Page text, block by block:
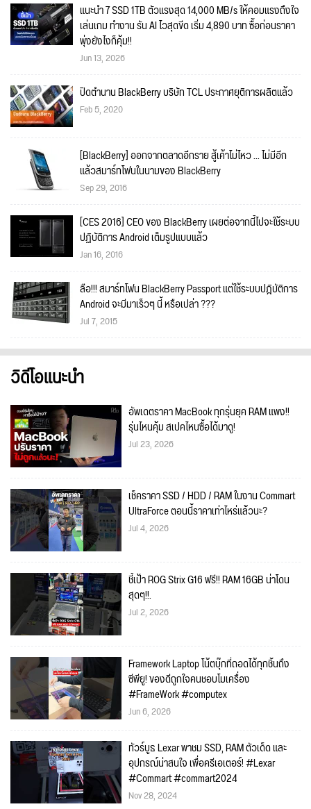
แนะนำ 7 SSD 1TB ตัวแรงสุด 14,000 MB/s ให้คอมแรงถึงใจ
เล่นเกม ทำงาน รัน AI ไวสุดขีด เริ่ม 4,890 บาท ซื้อก่อนราคา
พุ่งยังไงก็คุ้ม!!
Jun 13, 2026
ปิดตำนาน BlackBerry บริษัท TCL ประกาศยุติการผลิตแล้ว
Feb 5, 2020
[BlackBerry] ออกจากตลาดอีกราย สู้เค้าไม่ไหว ... ไม่มีอีก
แล้วสมาร์ทโฟนในนามของ BlackBerry
Sep 29, 2016
[CES 2016] CEO ของ BlackBerry เผยต่อจากนี้ไปจะใช้ระบบ
ปฏิบัติการ Android เต็มรูปแบบแล้ว
Jan 16, 2016
ลือ!!! สมาร์ทโฟน BlackBerry Passport แต่ใช้ระบบปฎิบัติการ
Android จะมีมาเร็วๆ นี้ หรือเปล่า ???
Jul 7, 2015
วิดีโอแนะนำ
อัพเดตราคา MacBook ทุกรุ่นยุค RAM แพง!!
รุ่นไหนคุ้ม สเปคไหนซื้อได้มาดู!
Jul 23, 2026
เช็คราคา SSD / HDD / RAM ในงาน Commart
UltraForce ตอนนี้ราคาเท่าไหร่แล้วนะ?
Jul 4, 2026
ชี้เป้า ROG Strix G16 ฟรี!! RAM 16GB น่าโดน
สุดๆ!!.
Jul 2, 2026
Framework Laptop โน้ตบุ๊กที่ถอดได้ทุกชิ้นถึง
ซีพียู! ของดีถูกใจคนชอบโมเครื่อง
#FrameWork #computex
Jun 6, 2026
ทัวร์บูธ Lexar พาชม SSD, RAM ตัวเด็ด และ
อุปกรณ์น่าสนใจ เพื่อครีเอเตอร์! #Lexar
#Commart #commart2024
Nov 28, 2024